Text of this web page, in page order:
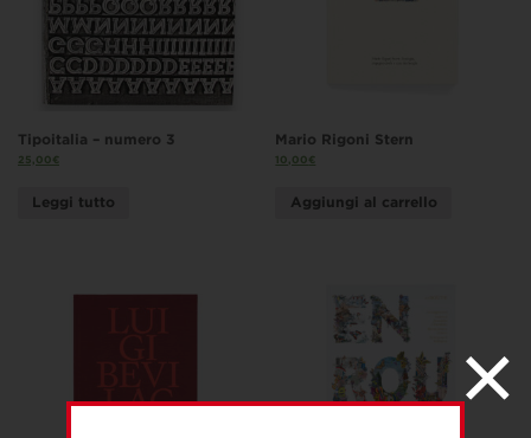
Tipoitalia – numero 3
25,00€
Leggi tutto
Mario Rigoni Stern
10,00€
Aggiungi al carrello